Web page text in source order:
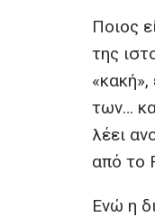
Ποιος
της
των…
λέει
από το
Ενώ η